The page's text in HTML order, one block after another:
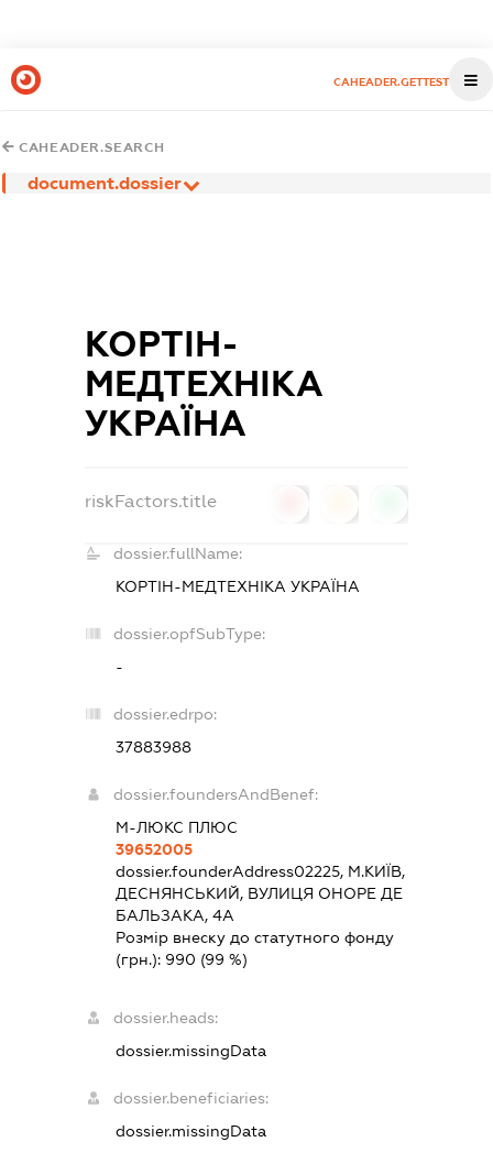
CAHEADER.GETTEST
CAHEADER.SEARCH
document.dossier
КОРТІН-
МЕДТЕХНІКА
УКРАЇНА
riskFactors.title
dossier.fullName:
КОРТІН-МЕДТЕХНІКА УКРАЇНА
dossier.opfSubType:
-
dossier.edrpo:
37883988
dossier.foundersAndBenef:
М-ЛЮКС ПЛЮС
39652005
dossier.founderAddress02225, М.КИЇВ,
ДЕСНЯНСЬКИЙ, ВУЛИЦЯ ОНОРЕ ДЕ
БАЛЬЗАКА, 4А
Розмір внеску до статутного фонду
(грн.): 990 (99 %)
dossier.heads:
dossier.missingData
dossier.beneficiaries:
dossier.missingData